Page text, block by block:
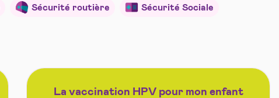
Sécurité routière Sécurité Sociale
La vaccination HPV pour mon enfant